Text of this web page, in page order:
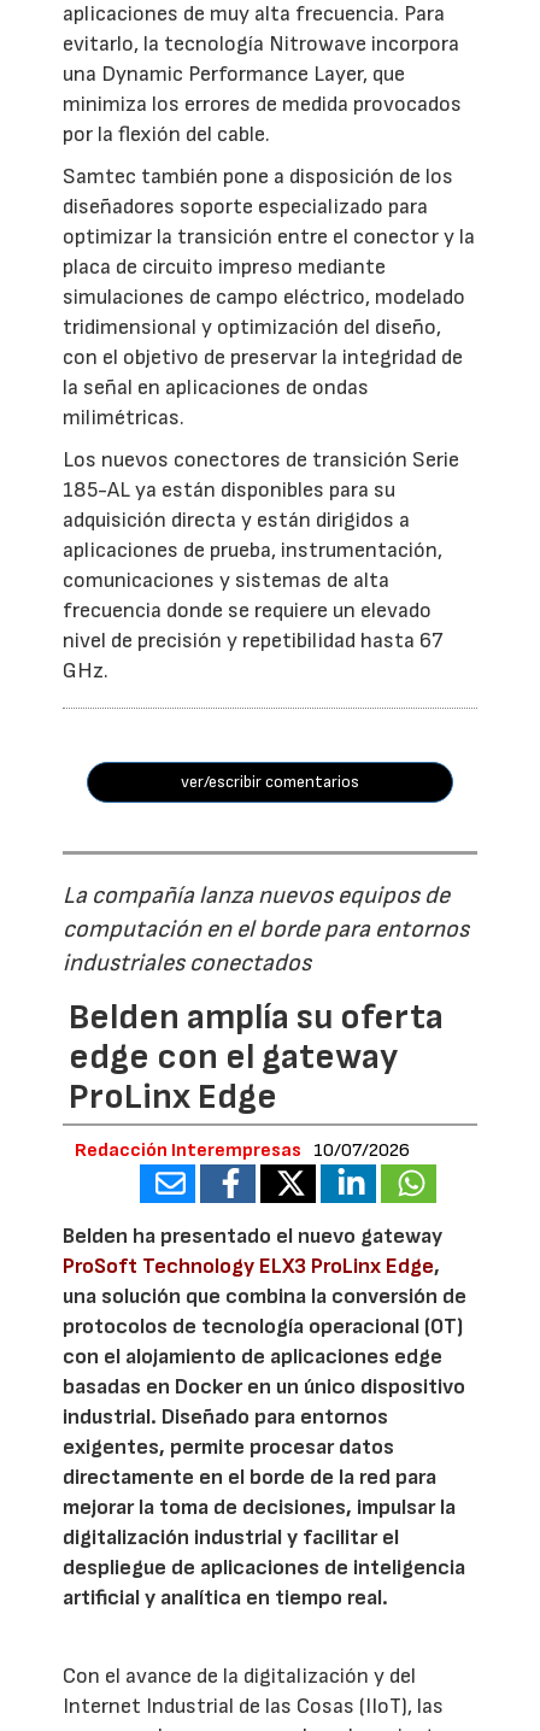
aplicaciones de muy alta frecuencia. Para
evitarlo, la tecnología Nitrowave incorpora
una Dynamic Performance Layer, que
minimiza los errores de medida provocados
por la flexión del cable.
Samtec también pone a disposición de los
diseñadores soporte especializado para
optimizar la transición entre el conector y la
placa de circuito impreso mediante
simulaciones de campo eléctrico, modelado
tridimensional y optimización del diseño,
con el objetivo de preservar la integridad de
la señal en aplicaciones de ondas
milimétricas.
Los nuevos conectores de transición Serie
185-AL ya están disponibles para su
adquisición directa y están dirigidos a
aplicaciones de prueba, instrumentación,
comunicaciones y sistemas de alta
frecuencia donde se requiere un elevado
nivel de precisión y repetibilidad hasta 67
GHz.
ver/escribir comentarios
La compañía lanza nuevos equipos de
computación en el borde para entornos
industriales conectados
Belden amplía su oferta
edge con el gateway
ProLinx Edge
Redacción Interempresas 10/07/2026
Belden ha presentado el nuevo gateway
ProSoft Technology ELX3 ProLinx Edge,
una solución que combina la conversión de
protocolos de tecnología operacional (OT)
con el alojamiento de aplicaciones edge
basadas en Docker en un único dispositivo
industrial. Diseñado para entornos
exigentes, permite procesar datos
directamente en el borde de la red para
mejorar la toma de decisiones, impulsar la
digitalización industrial y facilitar el
despliegue de aplicaciones de inteligencia
artificial y analítica en tiempo real.
Con el avance de la digitalización y del
Internet Industrial de las Cosas (IIoT), las